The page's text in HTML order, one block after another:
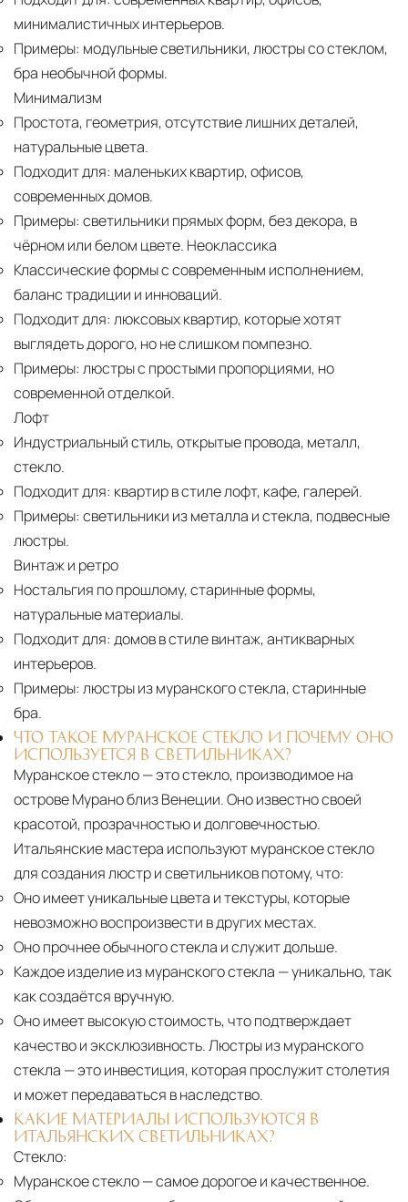
минималистичных интерьеров.
Примеры: модульные светильники, люстры со стеклом,
бра необычной формы.
Минимализм
Простота, геометрия, отсутствие лишних деталей,
натуральные цвета.
Подходит для: маленьких квартир, офисов,
современных домов.
Примеры: светильники прямых форм, без декора, в
чёрном или белом цвете. Неоклассика
Классические формы с современным исполнением,
баланс традиции и инноваций.
Подходит для: люксовых квартир, которые хотят
выглядеть дорого, но не слишком помпезно.
Примеры: люстры с простыми пропорциями, но
современной отделкой.
Лофт
Индустриальный стиль, открытые провода, металл,
стекло.
Подходит для: квартир в стиле лофт, кафе, галерей.
Примеры: светильники из металла и стекла, подвесные
люстры.
Винтаж и ретро
Ностальгия по прошлому, старинные формы,
натуральные материалы.
Подходит для: домов в стиле винтаж, антикварных
интерьеров.
Примеры: люстры из муранского стекла, старинные
бра.
ЧТО ТАКОЕ МУРАНСКОЕ СТЕКЛО И ПОЧЕМУ ОНО
ИСПОЛЬЗУЕТСЯ В СВЕТИЛЬНИКАХ?
Муранское стекло — это стекло, производимое на
острове Мурано близ Венеции. Оно известно своей
красотой, прозрачностью и долговечностью.
Итальянские мастера используют муранское стекло
для создания люстр и светильников потому, что:
Оно имеет уникальные цвета и текстуры, которые
невозможно воспроизвести в других местах.
Оно прочнее обычного стекла и служит дольше.
Каждое изделие из муранского стекла — уникально, так
как создаётся вручную.
Оно имеет высокую стоимость, что подтверждает
качество и эксклюзивность. Люстры из муранского
стекла — это инвестиция, которая прослужит столетия
и может передаваться в наследство.
КАКИЕ МАТЕРИАЛЫ ИСПОЛЬЗУЮТСЯ В
ИТАЛЬЯНСКИХ СВЕТИЛЬНИКАХ?
Стекло:
Муранское стекло— самое дорогое и качественное.